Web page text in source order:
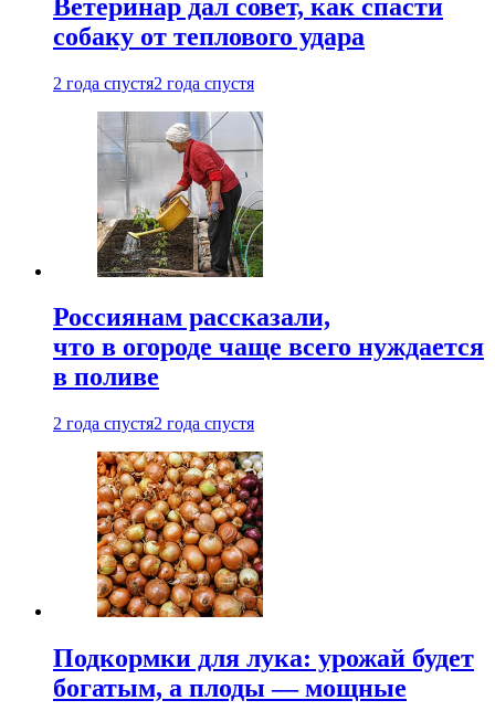
Ветеринар дал совет, как спасти
собаку от теплового удара
2 года спустя2 года спустя
Россиянам рассказали,
что в огороде чаще всего нуждается
в поливе
2 года спустя2 года спустя
Подкормки для лука: урожай будет
богатым, а плоды — мощные